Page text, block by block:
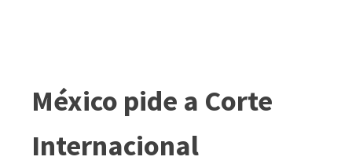
México pide a Corte
Internacional